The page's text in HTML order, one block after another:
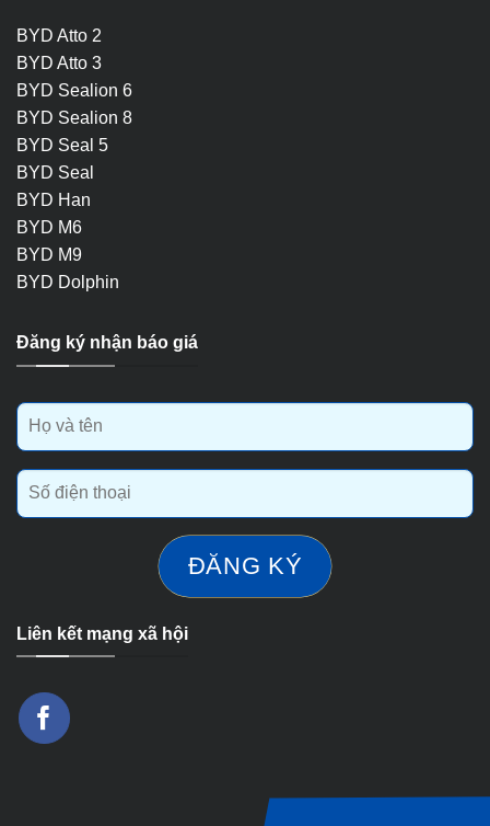
BYD Atto 2
BYD Atto 3
BYD Sealion 6
BYD Sealion 8
BYD Seal 5
BYD Seal
BYD Han
BYD M6
BYD M9
BYD Dolphin
Đăng ký nhận báo giá
Liên kết mạng xã hội